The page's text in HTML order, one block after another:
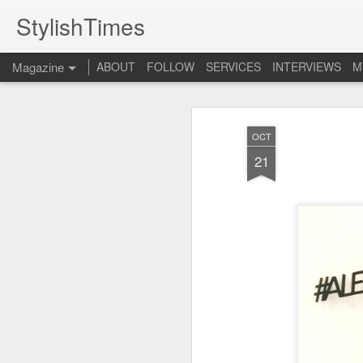
OCT
21
StylishTimes
Magazine ABOUT FOLLOW SERVICES INTERVIEWS